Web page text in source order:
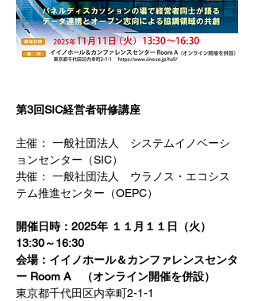
第3回SIC経営者研修講座
主催： 一般社団法人　システムイノベーシ
ョンセンター（SIC）
共催： 一般社団法人　ウラノス・エコシス
テム推進センター（OEPC）
開催日時：2025年 １１月１１日（火）
13:30～16:30
会場：イイノホール＆カンファレンスセンタ
ー Room A　（オンライン開催を併設）
東京都千代田区内幸町2-1-1